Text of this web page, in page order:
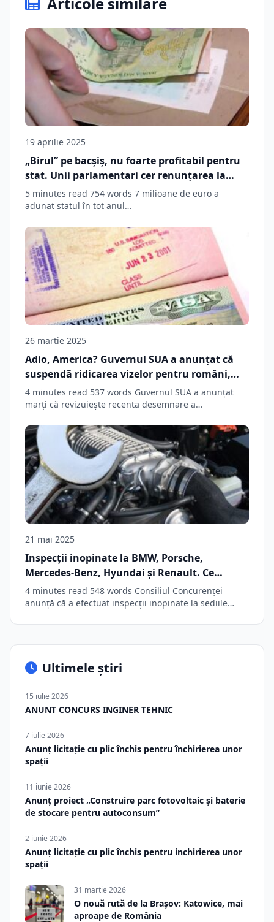
19 aprilie 2025
„Birul” pe bacșiș, nu foarte profitabil pentru
stat. Unii parlamentari cer renunțarea la
taxă • Social Biz Brasov
5 minutes read 754 words 7 milioane de euro a
adunat statul în tot anul…
26 martie 2025
Adio, America? Guvernul SUA a anunțat că
suspendă ridicarea vizelor pentru români,
fără a indica pentru cât timp
4 minutes read 537 words Guvernul SUA a anunţat
marţi că revizuieşte recenta desemnare a…
21 mai 2025
Inspecții inopinate la BMW, Porsche,
Mercedes-Benz, Hyundai și Renault. Ce
suspiciuni are Consiliul Concurenței
4 minutes read 548 words Consiliul Concurenţei
anunţă că a efectuat inspecţii inopinate la sediile…
Ultimele știri
15 iulie 2026
ANUNT CONCURS INGINER TEHNIC
7 iulie 2026
Anunț licitație cu plic închis pentru închirierea unor
spații
11 iunie 2026
Anunț proiect „Construire parc fotovoltaic și baterie
de stocare pentru autoconsum”
2 iunie 2026
Anunț licitație cu plic închis pentru inchirierea unor
spații
31 martie 2026
O nouă rută de la Brașov: Katowice, mai
aproape de România